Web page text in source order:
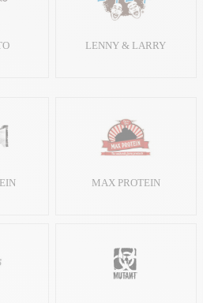
LENNY & LARRY
MAX PROTEIN